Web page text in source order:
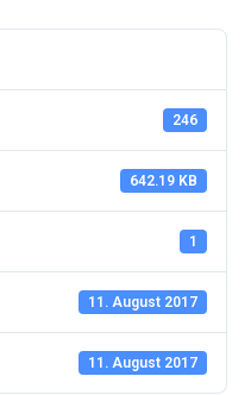
246
642.19 KB
1
11. August 2017
11. August 2017